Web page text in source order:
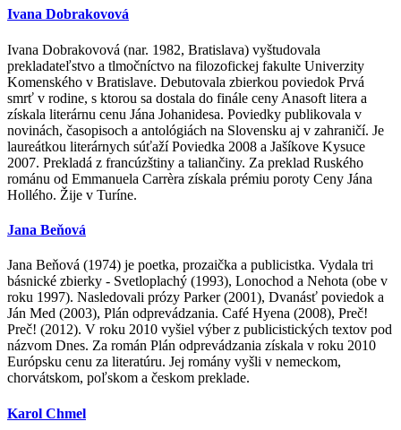
Ivana Dobrakovová
Ivana Dobrakovová (nar. 1982, Bratislava) vyštudovala
prekladateľstvo a tlmočníctvo na filozofickej fakulte Univerzity
Komenského v Bratislave. Debutovala zbierkou poviedok Prvá
smrť v rodine, s ktorou sa dostala do finále ceny Anasoft litera a
získala literárnu cenu Jána Johanidesa. Poviedky publikovala v
novinách, časopisoch a antológiách na Slovensku aj v zahraničí. Je
laureátkou literárnych súťaží Poviedka 2008 a Jašíkove Kysuce
2007. Prekladá z francúzštiny a taliančiny. Za preklad Ruského
románu od Emmanuela Carrèra získala prémiu poroty Ceny Jána
Hollého. Žije v Turíne.
Jana Beňová
Jana Beňová (1974) je poetka, prozaička a publicistka. Vydala tri
básnické zbierky - Svetloplachý (1993), Lonochod a Nehota (obe v
roku 1997). Nasledovali prózy Parker (2001), Dvanásť poviedok a
Ján Med (2003), Plán odprevádzania. Café Hyena (2008), Preč!
Preč! (2012). V roku 2010 vyšiel výber z publicistických textov pod
názvom Dnes. Za román Plán odprevádzania získala v roku 2010
Európsku cenu za literatúru. Jej romány vyšli v nemeckom,
chorvátskom, poľskom a českom preklade.
Karol Chmel